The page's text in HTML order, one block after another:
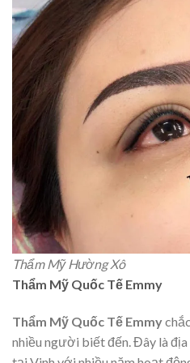
Thẩm Mỹ Hường Xô
Thẩm Mỹ Quốc Tế Emmy
Thẩm Mỹ Quốc Tế Emmy
nhiều người biết đến. Đây là địa